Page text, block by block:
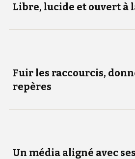
Libre, lucide et ouvert à
Fuir les raccourcis,
repères
Un média aligné avec